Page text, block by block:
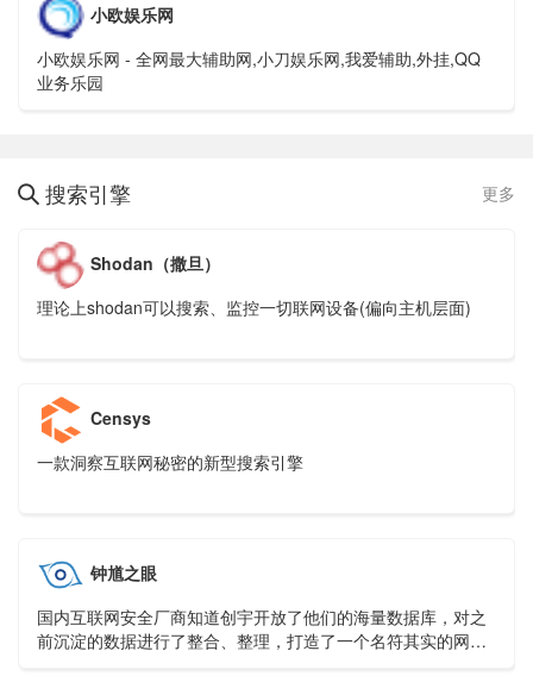
小欧娱乐网
小欧娱乐网 - 全网最大辅助网,小刀娱乐网,我爱辅助,外挂,QQ
业务乐园
 搜索引擎 更多
Shodan（撒旦）
理论上shodan可以搜索、监控一切联网设备(偏向主机层面)
Censys
一款洞察互联网秘密的新型搜索引擎
钟馗之眼
国内互联网安全厂商知道创宇开放了他们的海量数据库，对之
前沉淀的数据进行了整合、整理，打造了一个名符其实的网络